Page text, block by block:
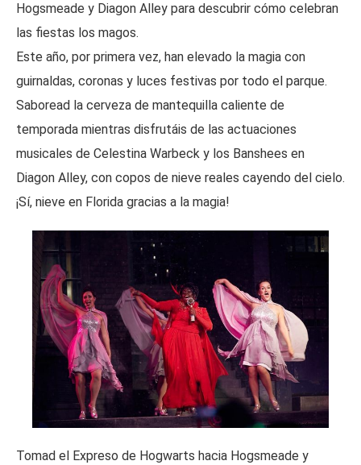
Hogsmeade y Diagon Alley para descubrir cómo celebran
las fiestas los magos.
Este año, por primera vez, han elevado la magia con
guirnaldas, coronas y luces festivas por todo el parque.
Saboread la cerveza de mantequilla caliente de
temporada mientras disfrutáis de las actuaciones
musicales de Celestina Warbeck y los Banshees en
Diagon Alley, con copos de nieve reales cayendo del cielo.
¡Sí, nieve en Florida gracias a la magia!
Tomad el Expreso de Hogwarts hacia Hogsmeade y